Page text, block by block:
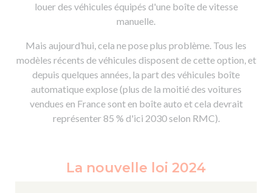
louer des véhicules équipés d'une boîte de vitesse
manuelle.
Mais aujourd’hui, cela ne pose plus problème. Tous les
modèles récents de véhicules disposent de cette option, et
depuis quelques années, la part des véhicules boîte
automatique explose (plus de la moitié des voitures
vendues en France sont en boîte auto et cela devrait
représenter 85 % d'ici 2030 selon RMC).
La nouvelle loi 2024